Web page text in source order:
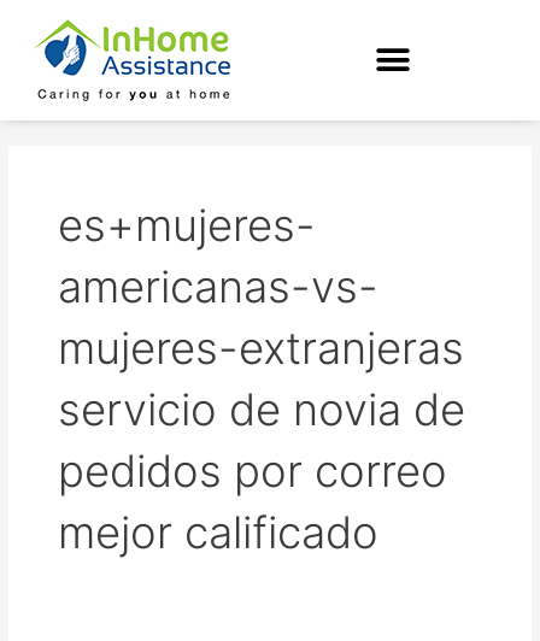
content
es+mujeres-
americanas-vs-
mujeres-extranjeras
servicio de novia de
pedidos por correo
mejor calificado